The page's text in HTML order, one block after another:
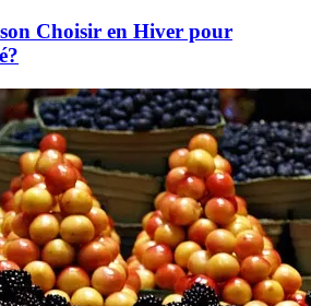
Choisir en Hiver pour